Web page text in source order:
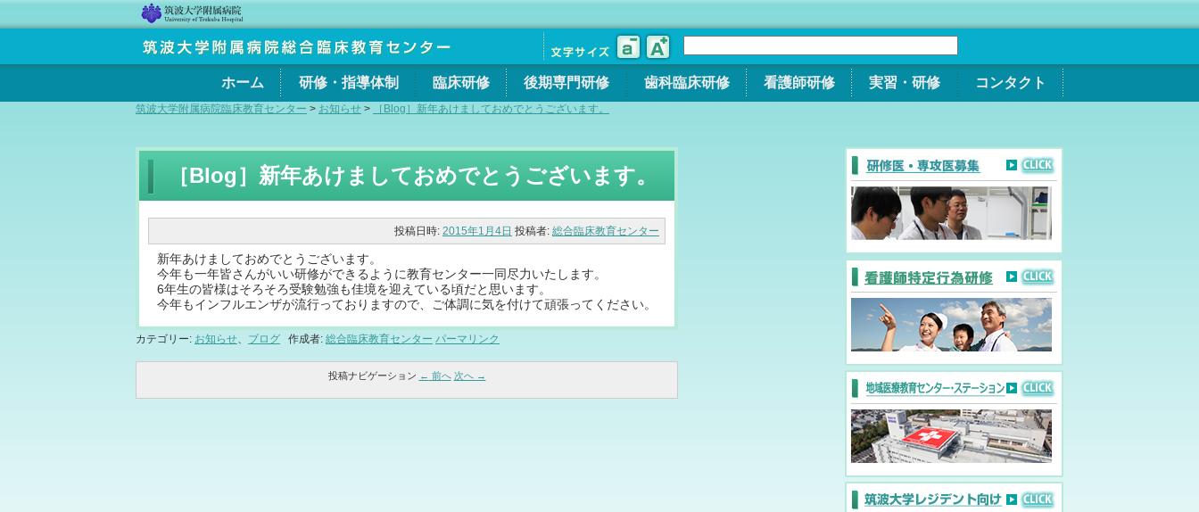
ホーム 研修・指導体制 臨床研修 後期専門研修 歯科臨床研修 看護師研修 実習・研修 コンタクト
筑波大学附属病院臨床教育センター > お知らせ > ［Blog］新年あけましておめでとうございます。
［Blog］新年あけましておめでとうございます。
投稿日時: 2015年1月4日 投稿者: 総合臨床教育センター
新年あけましておめでとうございます。
今年も一年皆さんがいい研修ができるように教育センター一同尽力いたします。
6年生の皆様はそろそろ受験勉強も佳境を迎えている頃だと思います。
今年もインフルエンザが流行っておりますので、ご体調に気を付けて頑張ってください。
カテゴリー: お知らせ、 ブログ 作成者: 総合臨床教育センター パーマリンク
投稿ナビゲーション ← 前へ 次へ →